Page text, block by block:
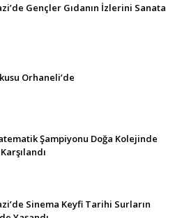
Gençler Gıdanın İzlerini Sanata
Orhaneli’de
Şampiyonu Doğa Kolejinde
Sinema Keyfi Tarihi Surların